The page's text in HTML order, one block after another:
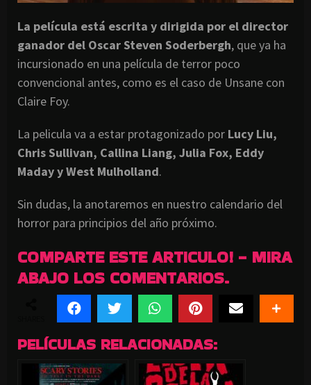
La película está escrita y dirigida por el director
ganador del Oscar Steven Soderbergh, que ya ha
incursionado en una película de terror poco
convencional antes, como es el caso de Unsane con
Claire Foy.
La pelicula va a estar protagonizado por Lucy Liu,
Chris Sullivan, Callina Liang, Julia Fox, Eddy
Maday y West Mulholland.
Sin dudas, la anotaremos en nuestro calendario del
horror para principios del año próximo.
COMPARTE ESTE ARTICULO! - MIRA
ABAJO LOS COMENTARIOS.
PELÍCULAS RELACIONADAS: